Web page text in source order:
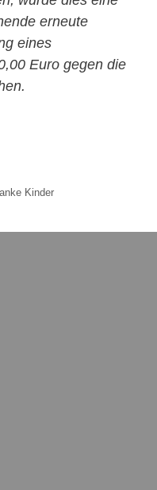
erneute
eines
Euro gegen die
Kinder